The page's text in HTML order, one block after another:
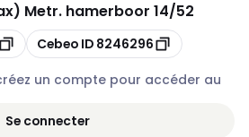
Metr. hamerboor 14/52
Copier
Cebeo ID 8246296
un compte pour accéder au
Se connecter